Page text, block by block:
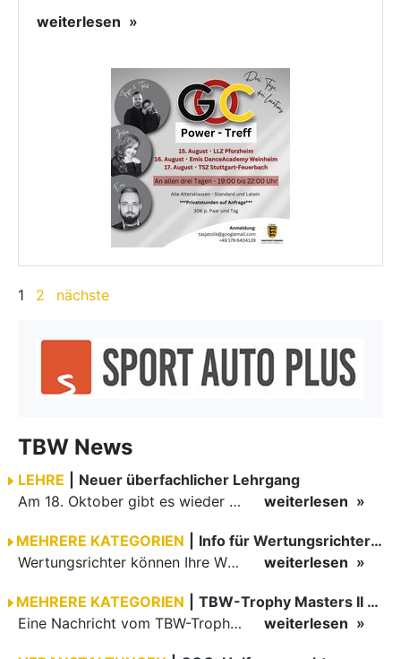
weiterlesen
1 2 nächste
TBW News
LEHRE
Neuer überfachlicher Lehrgang
Am 18. Oktober gibt es wieder einen online Lehrgang (Zoom) mit Anna Kolb-Kubis. Thema wird dieses Mal Neuroathletik sein.
weiterlesen
MEHRERE KATEGORIEN
Info für Wertungsrichter: Turniere 2026 sind online
Wertungsrichter können Ihre Wunschtermine in Phoenix jetzt freigeben.
weiterlesen
MEHRERE KATEGORIEN
TBW-Trophy Masters II - V - Informationen für Paare
Eine Nachricht vom TBW-Trophy Manager Jürgen Dres: Liebe Turnierpaare der Master II – V, aufgrund der unglücklichen Information zur Flächengröße im Vorfeld der TBW-Trophy in Öhringen, wurde ich gebeten…
weiterlesen